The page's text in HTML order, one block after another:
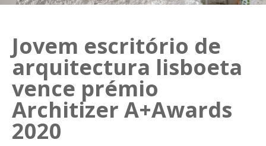
Jovem escritório de
arquitectura lisboeta
vence prémio
Architizer A+Awards
2020